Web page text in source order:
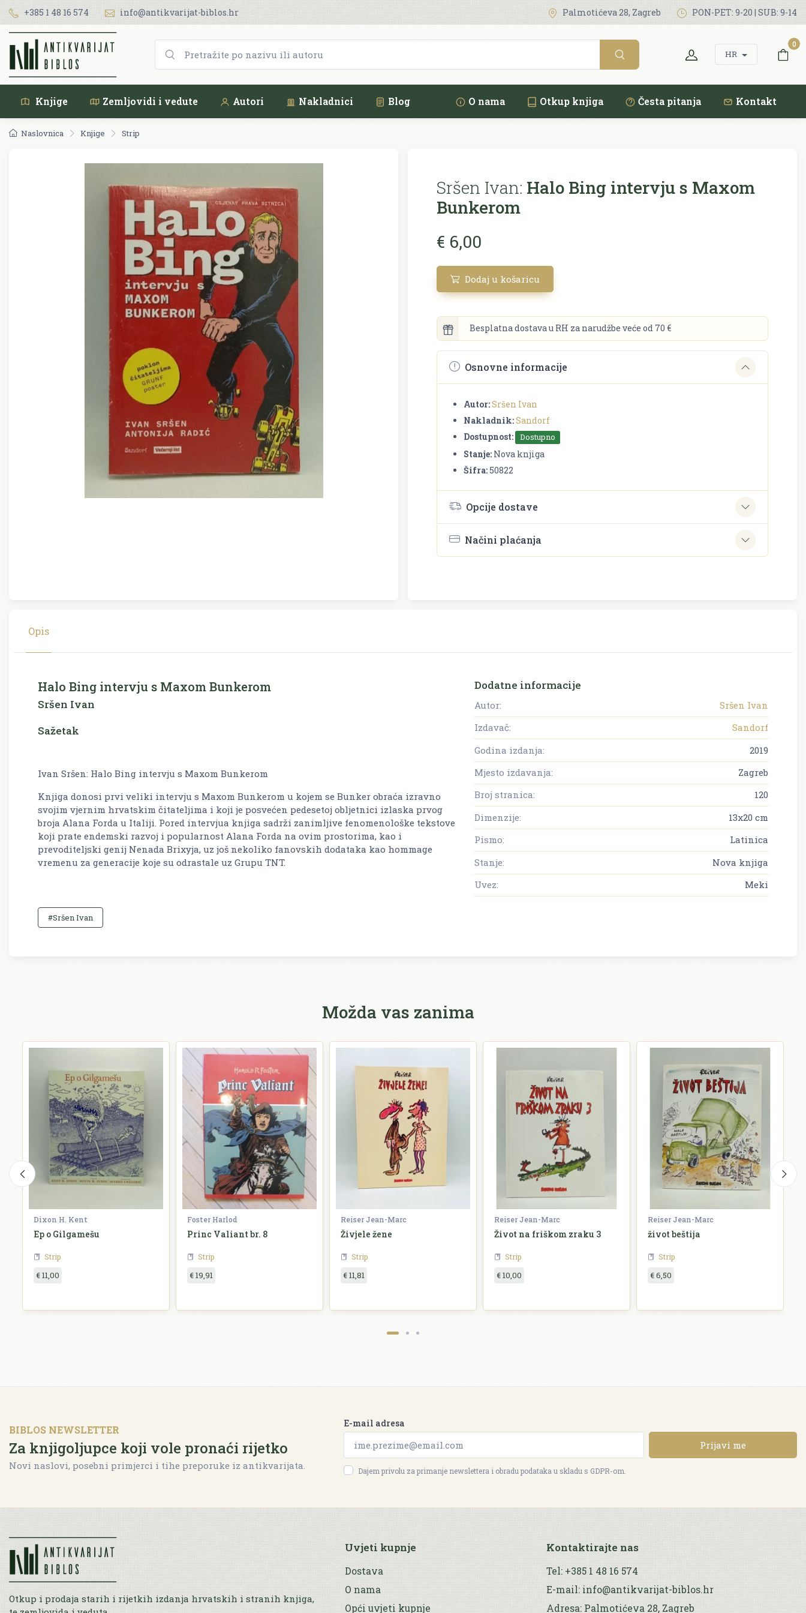
+385 1 48 16 574 info@antikvarijat-biblos.hr Palmotićeva 28, Zagreb PON-PET: 9-20 | SUB: 9-14
HR
0
Knjige Zemljovidi i vedute Autori Nakladnici Blog O nama Otkup knjiga Česta pitanja Kontakt
Naslovnica Knjige Strip
Sršen Ivan: Halo Bing intervju s Maxom
Bunkerom
€ 6,00
Dodaj u košaricu
Besplatna dostava u RH za narudžbe veće od 70 €
Osnovne informacije
Autor:Sršen Ivan
Nakladnik:Sandorf
Dostupnost:
Dostupno
Stanje: Nova knjiga
Šifra:50822
Opcije dostave
Načini plaćanja
Opis
Halo Bing intervju s Maxom Bunkerom
Sršen Ivan
Sažetak
Ivan Sršen: Halo Bing intervju s Maxom Bunkerom
Knjiga donosi prvi veliki intervju s Maxom Bunkerom u kojem se Bunker obraća izravno
svojim vjernim hrvatskim čitateljima i koji je posvećen pedesetoj obljetnici izlaska prvog
broja Alana Forda u Italiji. Pored intervjua knjiga sadrži zanimljive fenomenološke tekstove
koji prate endemski razvoj i popularnost Alana Forda na ovim prostorima, kao i
prevoditeljski genij Nenada Brixyja, uz još nekoliko fanovskih dodataka kao hommage
vremenu za generacije koje su odrastale uz Grupu TNT.
#Sršen Ivan
Dodatne informacije
Autor:
Sršen Ivan
Izdavač:
Sandorf
Godina izdanja:
2019
Mjesto izdavanja:
Zagreb
Broj stranica:
120
Dimenzije:
13x20 cm
Pismo:
Latinica
Stanje:
Nova knjiga
Uvez:
Meki
Možda vas zanima
Dixon H. Kent
Ep o Gilgamešu
Strip
€ 11,00
Foster Harlod
Princ Valiant br. 8
Strip
€ 19,91
Reiser Jean-Marc
Živjele žene
Strip
€ 11,81
Reiser Jean-Marc
Život na friškom zraku 3
Strip
€ 10,00
Reiser Jean-Marc
život beštija
Strip
€ 6,50
BIBLOS NEWSLETTER
Za knjigoljupce koji vole pronaći rijetko
Novi naslovi, posebni primjerci i tihe preporuke iz antikvarijata.
E-mail adresa
Prijavi me
Dajem privolu za primanje newslettera i obradu podataka u skladu s GDPR-om.
Otkup i prodaja starih i rijetkih izdanja hrvatskih i stranih knjiga,
Uvjeti kupnje
Dostava
O nama
Opći uvjeti kupnje
Kontaktirajte nas
Tel: +385 1 48 16 574
E-mail: info@antikvarijat-biblos.hr
Adresa: Palmotićeva 28, Zagreb